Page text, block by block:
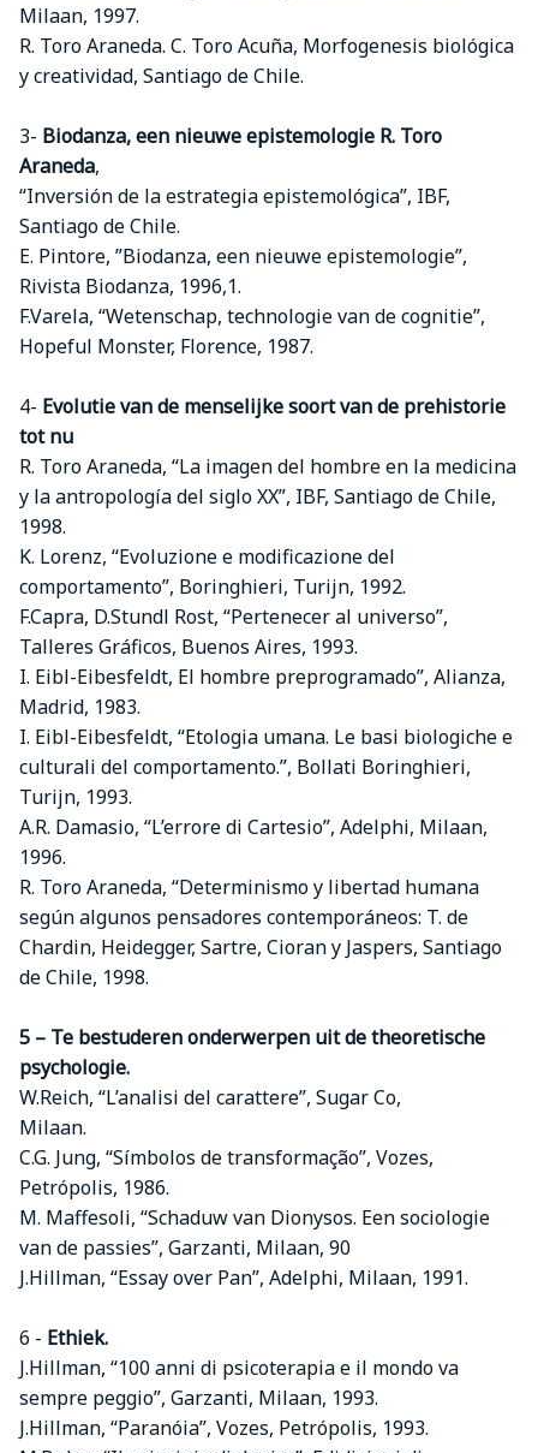
Milaan, 1997.
R. Toro Araneda. C. Toro Acuña, Morfogenesis biológica
y creatividad, Santiago de Chile.
3- Biodanza, een nieuwe epistemologie R. Toro
Araneda,
“Inversión de la estrategia epistemológica”, IBF,
Santiago de Chile.
E. Pintore, ”Biodanza, een nieuwe epistemologie”,
Rivista Biodanza, 1996,1.
F.Varela, “Wetenschap, technologie van de cognitie”,
Hopeful Monster, Florence, 1987.
4- Evolutie van de menselijke soort van de prehistorie
tot nu
R. Toro Araneda, “La imagen del hombre en la medicina
y la antropología del siglo XX”, IBF, Santiago de Chile,
1998.
K. Lorenz, “Evoluzione e modificazione del
comportamento”, Boringhieri, Turijn, 1992.
F.Capra, D.Stundl Rost, “Pertenecer al universo”,
Talleres Gráficos, Buenos Aires, 1993.
I. Eibl-Eibesfeldt, El hombre preprogramado”, Alianza,
Madrid, 1983.
I. Eibl-Eibesfeldt, “Etologia umana. Le basi biologiche e
culturali del comportamento.”, Bollati Boringhieri,
Turijn, 1993.
A.R. Damasio, “L’errore di Cartesio”, Adelphi, Milaan,
1996.
R. Toro Araneda, “Determinismo y libertad humana
según algunos pensadores contemporáneos: T. de
Chardin, Heidegger, Sartre, Cioran y Jaspers, Santiago
de Chile, 1998.
5 – Te bestuderen onderwerpen uit de theoretische
psychologie.
W.Reich, “L’analisi del carattere”, Sugar Co,
Milaan.
C.G. Jung, “Símbolos de transformação”, Vozes,
Petrópolis, 1986.
M. Maffesoli, “Schaduw van Dionysos. Een sociologie
van de passies”, Garzanti, Milaan, 90
J.Hillman, “Essay over Pan”, Adelphi, Milaan, 1991.
6 - Ethiek.
J.Hillman, “100 anni di psicoterapia e il mondo va
sempre peggio”, Garzanti, Milaan, 1993.
J.Hillman, “Paranóia”, Vozes, Petrópolis, 1993.